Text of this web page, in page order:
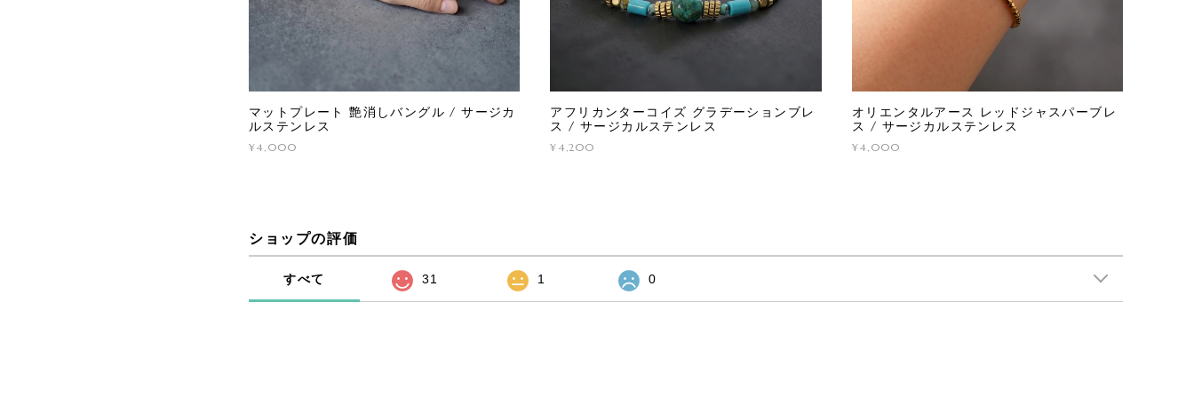
マットプレート 艶消しバングル / サージカ
ルステンレス
¥4,000
アフリカンターコイズ グラデーションブレ
ス / サージカルステンレス
¥4,200
オリエンタルアース レッドジャスパーブレ
ス / サージカルステンレス
¥4,000
ショップの評価
すべて 31 1 0